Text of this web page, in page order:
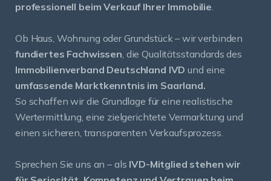
professionell beim Verkauf Ihrer Immobilie.
Ob Haus, Wohnung oder Grundstück – wir verbinden
fundiertes Fachwissen, die Qualitätsstandards des
Immobilienverband Deutschland IVD und eine
umfassende Marktkenntnis im Saarland.
So schaffen wir die Grundlage für eine realistische
Wertermittlung, eine zielgerichtete Vermarktung und
einen sicheren, transparenten Verkaufsprozess.
Sprechen Sie uns an – als IVD-Mitglied stehen wir